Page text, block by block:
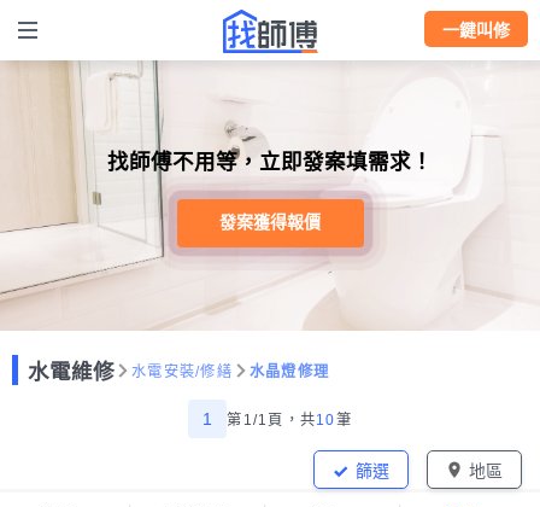
一鍵叫修
找師傅不用等，立即發案填需求！
發案獲得報價
水電維修 水電安裝/修繕 水晶燈修理
1 第1/1頁， 共10筆
地區
篩選